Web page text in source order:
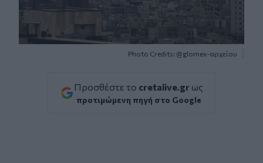
Photo Credits: @glomex-αρχείου
Προσθέστε το cretalive.gr ως
προτιμώμενη πηγή στο Google